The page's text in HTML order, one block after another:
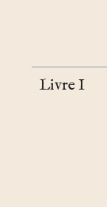
Livre I